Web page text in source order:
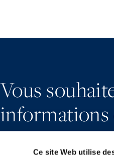
Ce site Web utilise
Vous
informations